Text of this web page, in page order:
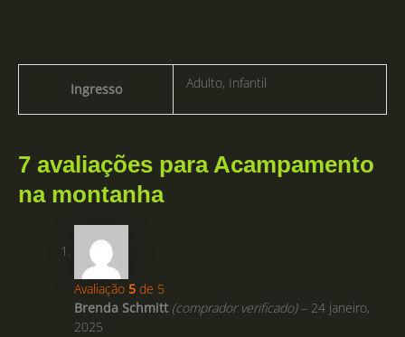
Ingresso Adulto, Infantil
7 avaliações para Acampamento
na montanha
Avaliação 5 de 5
Brenda Schmitt (comprador verificado) – 24 janeiro,
2025